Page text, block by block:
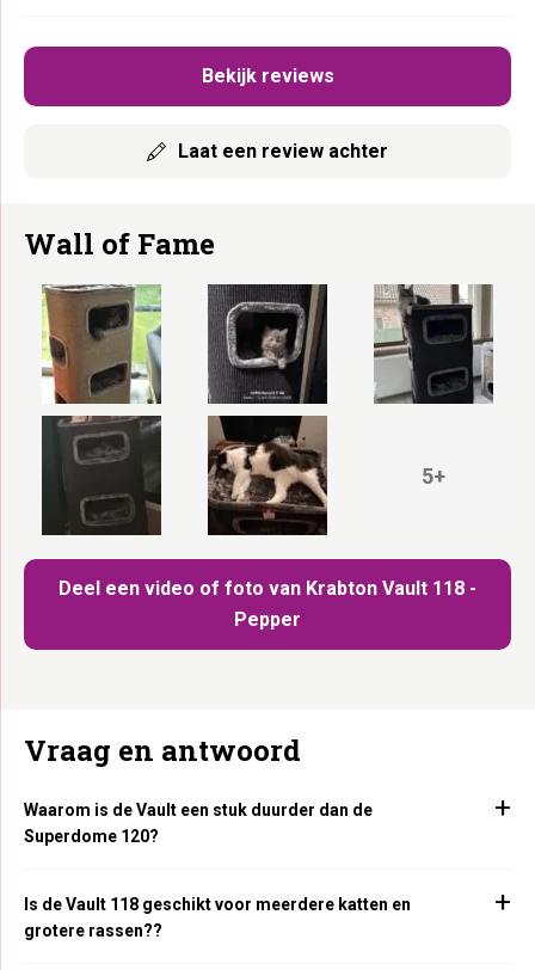
Bekijk reviews
Laat een review achter
Wall of Fame
Deel een video of foto van Krabton Vault 118 -
Pepper
5+
Vraag en antwoord
Waarom is de Vault een stuk duurder dan de
Superdome 120?
Is de Vault 118 geschikt voor meerdere katten en
grotere rassen??